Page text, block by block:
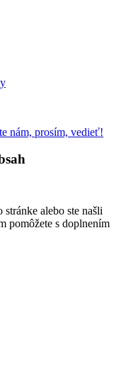
nám, prosím, vedieť!
alebo ste našli
pomôžete s doplnením